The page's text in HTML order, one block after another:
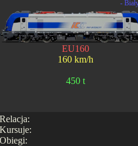
-
EU160
160 km/h
450 t
Relacja:
Kursuje:
Obiegi: